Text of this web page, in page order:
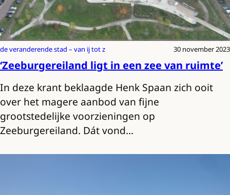
de veranderende stad – van ij tot z 30 november 2023
‘Zeeburgereiland ligt in een zee van ruimte’
In deze krant beklaagde Henk Spaan zich ooit
over het magere aanbod van fijne
grootstedelijke voorzieningen op
Zeeburgereiland. Dát vond…